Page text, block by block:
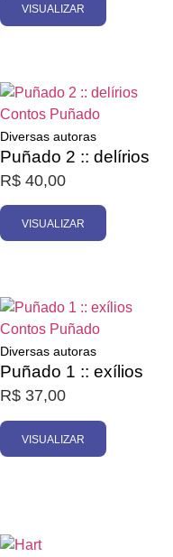
VISUALIZAR
Contos Puñado
Diversas autoras
Puñado 2 :: delírios
R$ 40,00
VISUALIZAR
Contos Puñado
Diversas autoras
Puñado 1 :: exílios
R$ 37,00
VISUALIZAR